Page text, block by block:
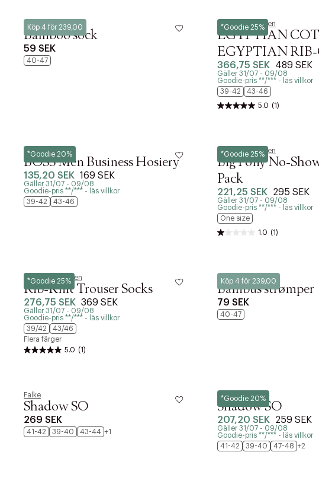
Köp 4 för 239,00
Lindbergh
Bamboo sock
59 SEK
40-47
*Goodie 25%
Polo Ralph Lauren
EGYPTIAN
EGYPTIAN RIB-
366,75 SEK 489 SEK
Gäller 31/07 - 09/08
Goodie-pris **/*** - läs villkor
39-42
43-46
5.0 (1)
*Goodie 20%
BOSS
BOSS Men Business Hosiery
135,20 SEK 169 SEK
Gäller 31/07 - 09/08
Goodie-pris **/*** - läs villkor
39-42
43-46
*Goodie 25%
Polo Ralph Lauren
Big Pony No-
Pack
221,25 SEK 295 SEK
Gäller 31/07 - 09/08
Goodie-pris **/*** - läs villkor
One size
1.0 (1)
*Goodie 25%
Polo Ralph Lauren
Rib-Knit Trouser Socks
276,75 SEK 369 SEK
Gäller 31/07 - 09/08
Goodie-pris **/*** - läs villkor
39/42
43/46
Flera färger
5.0 (1)
Köp 4 för 239,00
Lindbergh
Bambus strømper
79 SEK
40-47
Falke
Shadow SO
269 SEK
41-42 39-40 43-44 +1
*Goodie 20%
Falke
Shadow SO
207,20 SEK 259 SEK
Gäller 31/07 - 09/08
Goodie-pris **/*** - läs villkor
41-42
39-40 47-48 +2